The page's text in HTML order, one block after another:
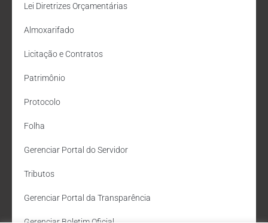
Lei Diretrizes Orçamentárias
Almoxarifado
Licitação e Contratos
Patrimônio
Protocolo
Folha
Gerenciar Portal do Servidor
Tributos
Gerenciar Portal da Transparência